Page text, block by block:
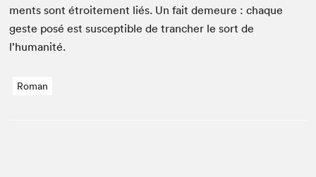
ments sont étroite­ment liés. Un fait demeure : chaque
geste posé est sus­cep­ti­ble de tranch­er le sort de
l’humanité.
Roman